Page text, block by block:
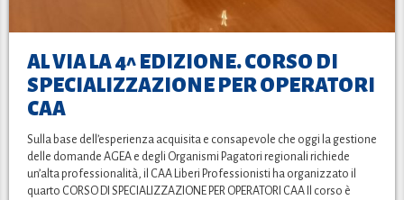
AL VIA LA 4^ EDIZIONE. CORSO DI
SPECIALIZZAZIONE PER OPERATORI
CAA
Sulla base dell’esperienza acquisita e consapevole che oggi la gestione
delle domande AGEA e degli Organismi Pagatori regionali richiede
un’alta professionalità, il CAA Liberi Professionisti ha organizzato il
quarto CORSO DI SPECIALIZZAZIONE PER OPERATORI CAA Il corso è